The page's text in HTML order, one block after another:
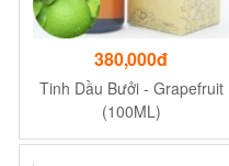
380,000đ
Tinh Dầu Bưởi - Grapefruit
(100ML)